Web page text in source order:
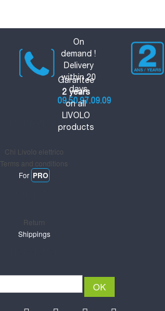
On
demand !
Delivery
within 20
days
09.50.97.09.09
Garantee
2 years
on all
LIVOLO
products
Chi Livolo elettrico
Terms and conditions
For PRO
Return
Shippings